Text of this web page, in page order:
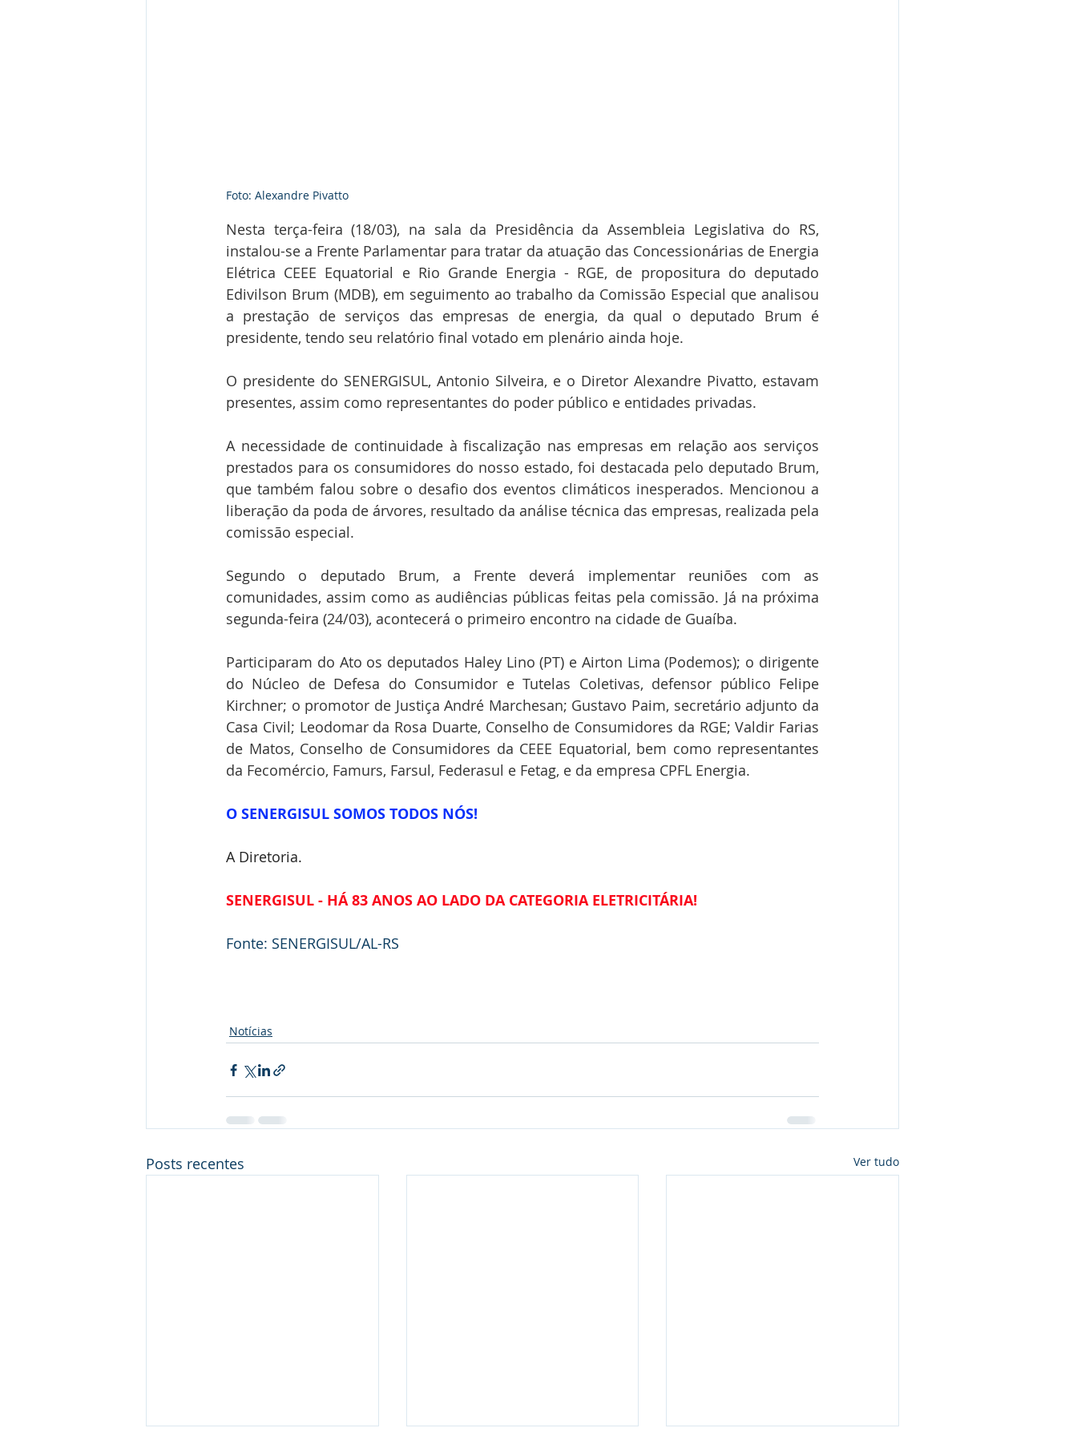
Foto: Alexandre Pivatto
Nesta terça-feira (18/03), na sala da Presidência da Assembleia Legislativa do RS,
instalou-se a Frente Parlamentar para tratar da atuação das Concessionárias de Energia
Elétrica CEEE Equatorial e Rio Grande Energia - RGE, de propositura do deputado
Edivilson Brum (MDB), em seguimento ao trabalho da Comissão Especial que analisou
a prestação de serviços das empresas de energia, da qual o deputado Brum é
presidente, tendo seu relatório final votado em plenário ainda hoje.
O presidente do SENERGISUL, Antonio Silveira, e o Diretor Alexandre Pivatto, estavam
presentes, assim como representantes do poder público e entidades privadas.
A necessidade de continuidade à fiscalização nas empresas em relação aos serviços
prestados para os consumidores do nosso estado, foi destacada pelo deputado Brum,
que também falou sobre o desafio dos eventos climáticos inesperados. Mencionou a
liberação da poda de árvores, resultado da análise técnica das empresas, realizada pela
comissão especial.
Segundo o deputado Brum, a Frente deverá implementar reuniões com as
comunidades, assim como as audiências públicas feitas pela comissão. Já na próxima
segunda-feira (24/03), acontecerá o primeiro encontro na cidade de Guaíba.
Participaram do Ato os deputados Haley Lino (PT) e Airton Lima (Podemos); o dirigente
do Núcleo de Defesa do Consumidor e Tutelas Coletivas, defensor público Felipe
Kirchner; o promotor de Justiça André Marchesan; Gustavo Paim, secretário adjunto da
Casa Civil; Leodomar da Rosa Duarte, Conselho de Consumidores da RGE; Valdir Farias
de Matos, Conselho de Consumidores da CEEE Equatorial, bem como representantes
da Fecomércio, Famurs, Farsul, Federasul e Fetag, e da empresa CPFL Energia.
O SENERGISUL SOMOS TODOS NÓS!
A Diretoria.
SENERGISUL - HÁ 83 ANOS AO LADO DA CATEGORIA ELETRICITÁRIA!
Fonte: SENERGISUL/AL-RS
Notícias
Posts recentes Ver tudo